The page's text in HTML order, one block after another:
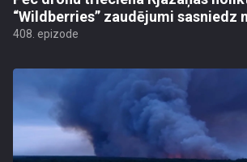
“Wildberries” zaudējumi sasniedz
408. epizode